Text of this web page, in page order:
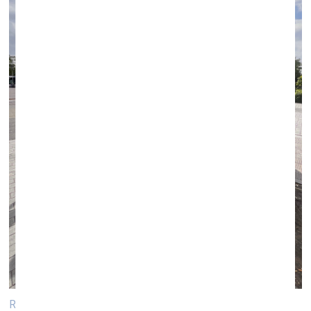
Roterdamas Photo’25 publicitātes kampaņa. Foto no autora